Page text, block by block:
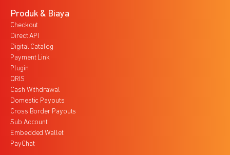
Produk & Biaya
Checkout
Direct API
Digital Catalog
Payment Link
Plugin
QRIS
Cash Withdrawal
Domestic Payouts
Cross Border Payouts
Sub Account
Embedded Wallet
PayChat